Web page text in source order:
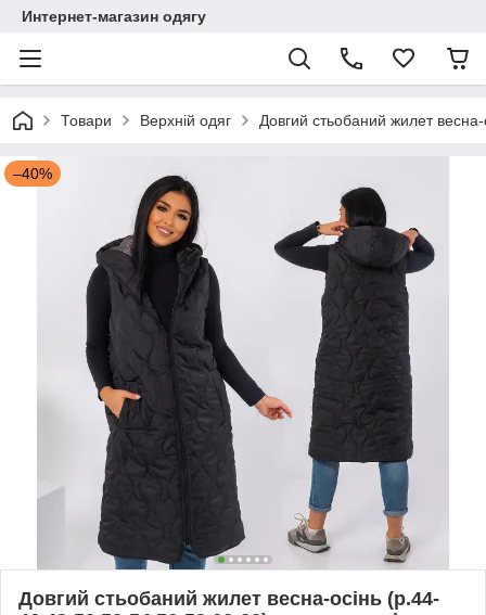
Интернет-магазин одягу
Товари Верхній одяг Довгий стьобаний жилет
–40%
Довгий стьобаний жилет весна-осінь (р.44-